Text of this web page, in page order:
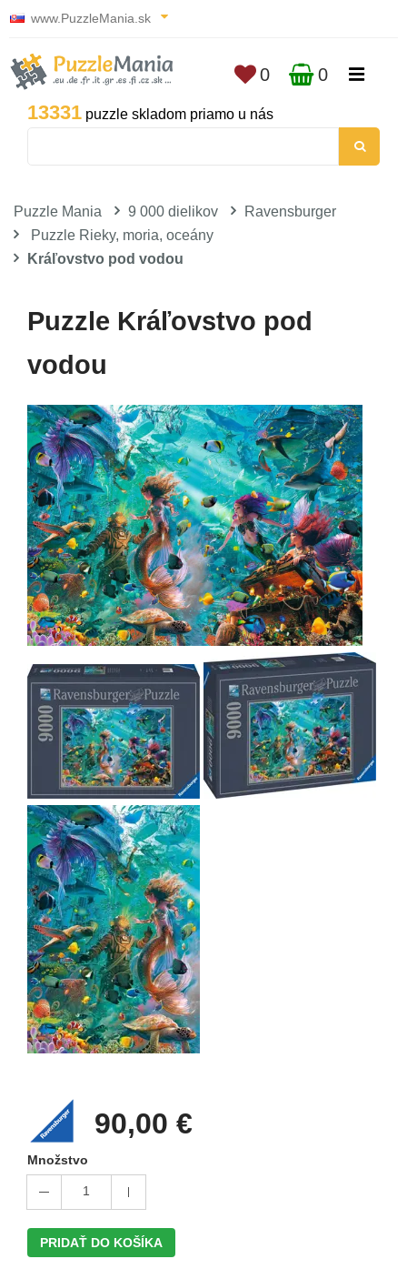
www.PuzzleMania.sk
13331 puzzle skladom priamo u nás
0 0
Puzzle Mania 9 000 dielikov
Ravensburger
Puzzle Rieky, moria, oceány
Kráľovstvo pod vodou
Puzzle Kráľovstvo pod
vodou
90,00 €
Množstvo
1
PRIDAŤ DO KOŠÍKA